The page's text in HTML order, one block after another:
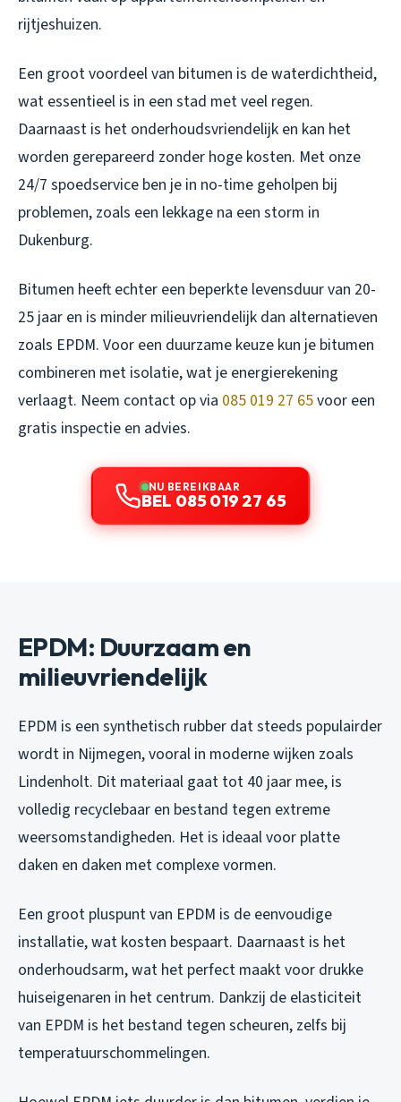
rijtjeshuizen.
Een groot voordeel van bitumen is de waterdichtheid,
wat essentieel is in een stad met veel regen.
Daarnaast is het onderhoudsvriendelijk en kan het
worden gerepareerd zonder hoge kosten. Met onze
24/7 spoedservice ben je in no-time geholpen bij
problemen, zoals een lekkage na een storm in
Dukenburg.
Bitumen heeft echter een beperkte levensduur van 20-
25 jaar en is minder milieuvriendelijk dan alternatieven
zoals EPDM. Voor een duurzame keuze kun je bitumen
combineren met isolatie, wat je energierekening
verlaagt. Neem contact op via 085 019 27 65voor een
gratis inspectie en advies.
NU BEREIKBAAR
BEL 085 019 27 65
EPDM: Duurzaam en
milieuvriendelijk
EPDM is een synthetisch rubber dat steeds populairder
wordt in Nijmegen, vooral in moderne wijken zoals
Lindenholt. Dit materiaal gaat tot 40 jaar mee, is
volledig recyclebaar en bestand tegen extreme
weersomstandigheden. Het is ideaal voor platte
daken en daken met complexe vormen.
Een groot pluspunt van EPDM is de eenvoudige
installatie, wat kosten bespaart. Daarnaast is het
onderhoudsarm, wat het perfect maakt voor drukke
huiseigenaren in het centrum. Dankzij de elasticiteit
van EPDM is het bestand tegen scheuren, zelfs bij
temperatuurschommelingen.